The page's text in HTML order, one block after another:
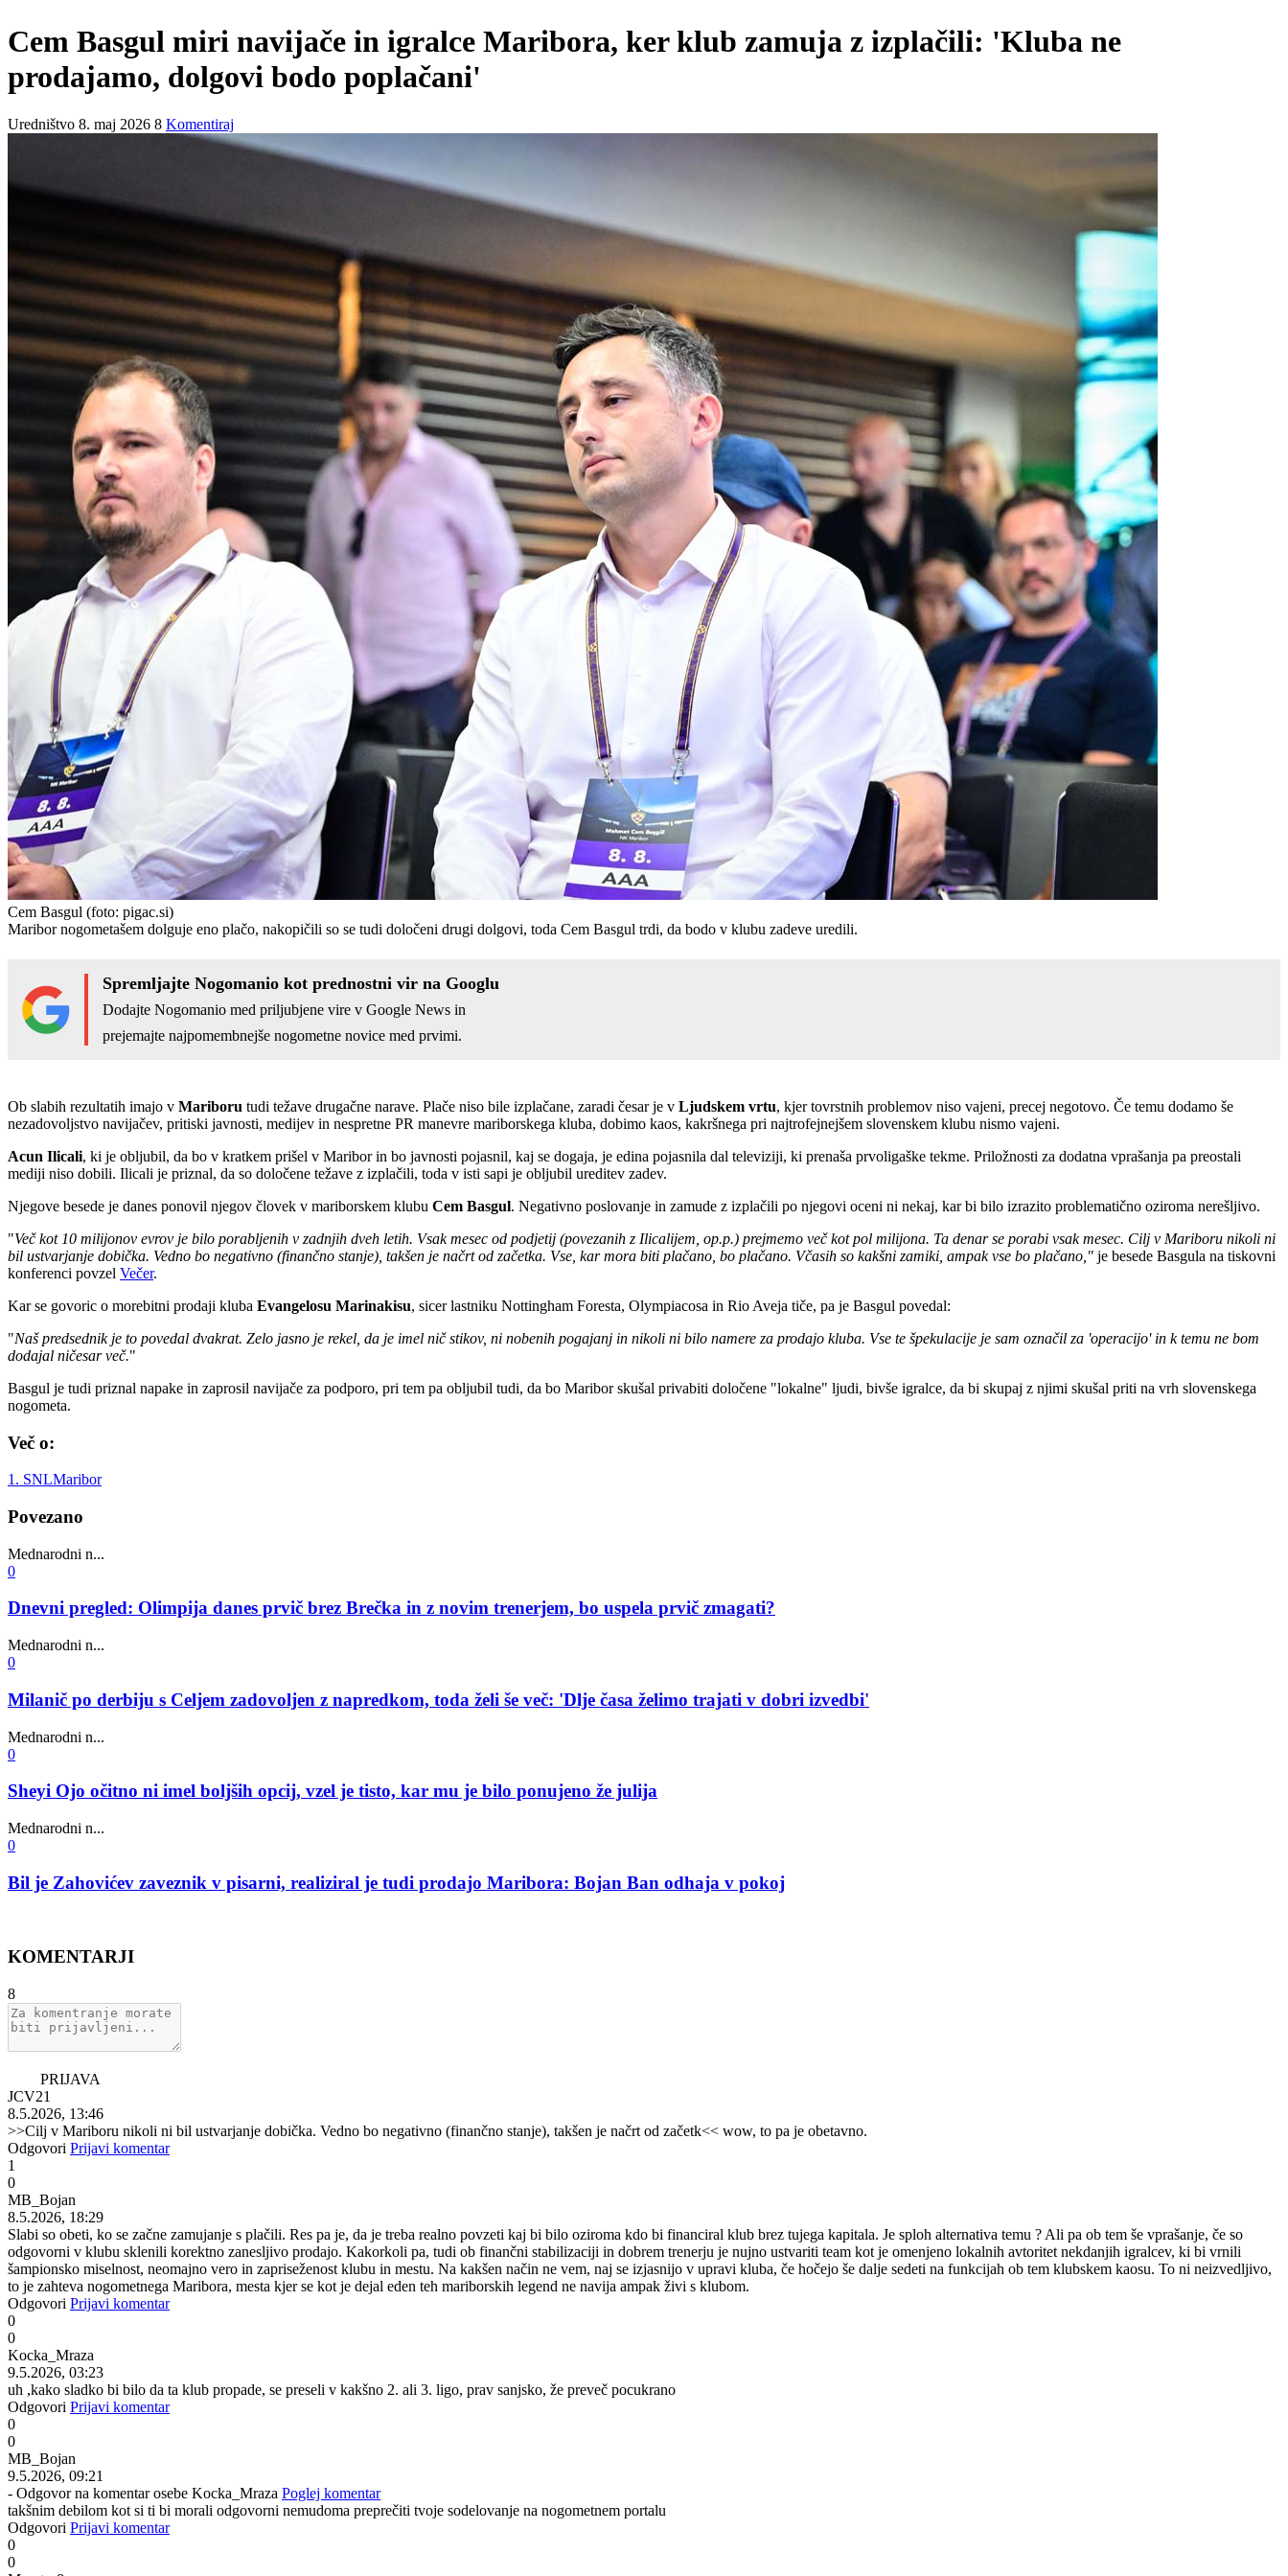
Cem Basgul miri navijače in igralce Maribora, ker klub zamuja z izplačili: 'Kluba ne
prodajamo, dolgovi bodo poplačani'
Uredništvo 8. maj 2026 8 Komentiraj
Cem Basgul (foto: pigac.si)
Maribor nogometašem dolguje eno plačo, nakopičili so se tudi določeni drugi dolgovi, toda Cem Basgul trdi, da bodo v klubu zadeve uredili.
Spremljajte Nogomanio kot prednostni vir na Googlu
Dodajte Nogomanio med priljubjene vire v Google News in
prejemajte najpomembnejše nogometne novice med prvimi.
Ob slabih rezultatih imajo v Mariboru tudi težave drugačne narave. Plače niso bile izplačane, zaradi česar je v Ljudskem vrtu, kjer tovrstnih problemov niso vajeni, precej negotovo. Če temu dodamo še
nezadovoljstvo navijačev, pritiski javnosti, medijev in nespretne PR manevre mariborskega kluba, dobimo kaos, kakršnega pri najtrofejnejšem slovenskem klubu nismo vajeni.
Acun Ilicali, ki je obljubil, da bo v kratkem prišel v Maribor in bo javnosti pojasnil, kaj se dogaja, je edina pojasnila dal televiziji, ki prenaša prvoligaške tekme. Priložnosti za dodatna vprašanja pa preostali
mediji niso dobili. Ilicali je priznal, da so določene težave z izplačili, toda v isti sapi je obljubil ureditev zadev.
Njegove besede je danes ponovil njegov človek v mariborskem klubu Cem Basgul. Negativno poslovanje in zamude z izplačili po njegovi oceni ni nekaj, kar bi bilo izrazito problematično oziroma nerešljivo.
"Več kot 10 milijonov evrov je bilo porabljenih v zadnjih dveh letih. Vsak mesec od podjetij (povezanih z Ilicalijem, op.p.) prejmemo več kot pol milijona. Ta denar se porabi vsak mesec. Cilj v Mariboru nikoli ni
bil ustvarjanje dobička. Vedno bo negativno (finančno stanje), takšen je načrt od začetka. Vse, kar mora biti plačano, bo plačano. Včasih so kakšni zamiki, ampak vse bo plačano," je besede Basgula na tiskovni
konferenci povzel Večer.
Kar se govoric o morebitni prodaji kluba Evangelosu Marinakisu, sicer lastniku Nottingham Foresta, Olympiacosa in Rio Aveja tiče, pa je Basgul povedal:
"Naš predsednik je to povedal dvakrat. Zelo jasno je rekel, da je imel nič stikov, ni nobenih pogajanj in nikoli ni bilo namere za prodajo kluba. Vse te špekulacije je sam označil za 'operacijo' in k temu ne bom
dodajal ničesar več."
Basgul je tudi priznal napake in zaprosil navijače za podporo, pri tem pa obljubil tudi, da bo Maribor skušal privabiti določene "lokalne" ljudi, bivše igralce, da bi skupaj z njimi skušal priti na vrh slovenskega
nogometa.
Več o:
1. SNLMaribor
Povezano
Mednarodni n...
0
Dnevni pregled: Olimpija danes prvič brez Brečka in z novim trenerjem, bo uspela prvič zmagati?
Mednarodni n...
0
Milanič po derbiju s Celjem zadovoljen z napredkom, toda želi še več: 'Dlje časa želimo trajati v dobri izvedbi'
Mednarodni n...
0
Sheyi Ojo očitno ni imel boljših opcij, vzel je tisto, kar mu je bilo ponujeno že julija
Mednarodni n...
0
Bil je Zahovićev zaveznik v pisarni, realiziral je tudi prodajo Maribora: Bojan Ban odhaja v pokoj
KOMENTARJI
8
PRIJAVA
JCV21
8.5.2026, 13:46
>>Cilj v Mariboru nikoli ni bil ustvarjanje dobička. Vedno bo negativno (finančno stanje), takšen je načrt od začetk<< wow, to pa je obetavno.
Odgovori Prijavi komentar
1
0
MB_Bojan
8.5.2026, 18:29
Slabi so obeti, ko se začne zamujanje s plačili. Res pa je, da je treba realno povzeti kaj bi bilo oziroma kdo bi financiral klub brez tujega kapitala. Je sploh alternativa temu ? Ali pa ob tem še vprašanje, če so
odgovorni v klubu sklenili korektno zanesljivo prodajo. Kakorkoli pa, tudi ob finančni stabilizaciji in dobrem trenerju je nujno ustvariti team kot je omenjeno lokalnih avtoritet nekdanjih igralcev, ki bi vrnili
šampionsko miselnost, neomajno vero in zapriseženost klubu in mestu. Na kakšen način ne vem, naj se izjasnijo v upravi kluba, če hočejo še dalje sedeti na funkcijah ob tem klubskem kaosu. To ni neizvedljivo,
to je zahteva nogometnega Maribora, mesta kjer se kot je dejal eden teh mariborskih legend ne navija ampak živi s klubom.
Odgovori Prijavi komentar
0
0
Kocka_Mraza
9.5.2026, 03:23
uh ,kako sladko bi bilo da ta klub propade, se preseli v kakšno 2. ali 3. ligo, prav sanjsko, že preveč pocukrano
Odgovori Prijavi komentar
0
0
MB_Bojan
9.5.2026, 09:21
- Odgovor na komentar osebe Kocka_Mraza Poglej komentar
takšnim debilom kot si ti bi morali odgovorni nemudoma preprečiti tvoje sodelovanje na nogometnem portalu
Odgovori Prijavi komentar
0
0